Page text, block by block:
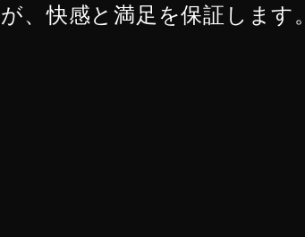
快感と満足を保証します。